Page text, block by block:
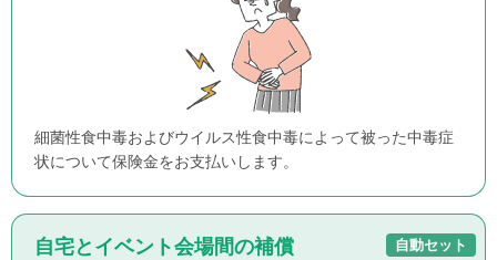
細菌性食中毒およびウイルス性食中毒によって被った中毒症
状について保険金をお支払いします。
自宅とイベント会場間の補償 自動セット